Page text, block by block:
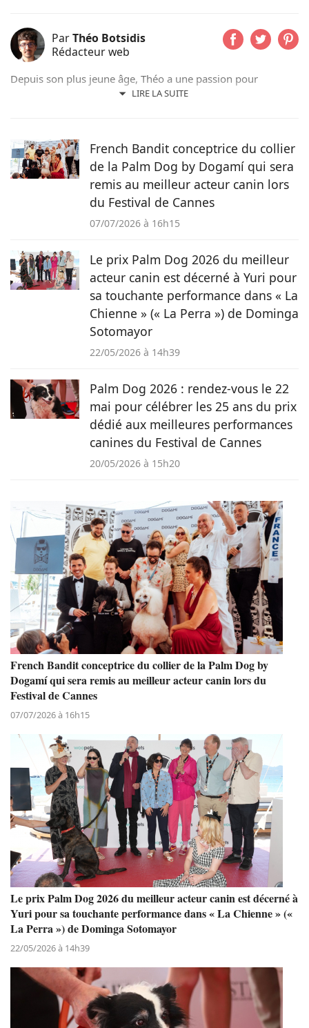
ParThéo Botsidis
Rédacteur web
LIRE LA SUITE
Depuis son plus jeune âge, Théo a une passion pour
l’écriture. Aujourd’hui rédacteur web, il prend plaisir à
émouvantes.
French Bandit conceptrice du collier
de la Palm Dog by Dogamí qui sera
remis au meilleur acteur canin lors
du Festival de Cannes
07/07/2026 à 16h15
Le prix Palm Dog 2026 du meilleur
acteur canin est décerné à Yuri pour
sa touchante performance dans « La
Chienne » (« La Perra ») de Dominga
Sotomayor
22/05/2026 à 14h39
Palm Dog 2026 : rendez-vous le 22
mai pour célébrer les 25 ans du prix
dédié aux meilleures performances
canines du Festival de Cannes
20/05/2026 à 15h20
French Bandit conceptrice du collier de la Palm Dog by
Dogamí qui sera remis au meilleur acteur canin lors du
Festival de Cannes
07/07/2026 à 16h15
Le prix Palm Dog 2026 du meilleur acteur canin est décerné à
Yuri pour sa touchante performance dans « La Chienne » («
La Perra ») de Dominga Sotomayor
22/05/2026 à 14h39